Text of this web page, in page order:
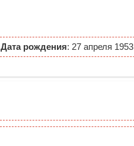
Дата рождения: 27 апреля 1953